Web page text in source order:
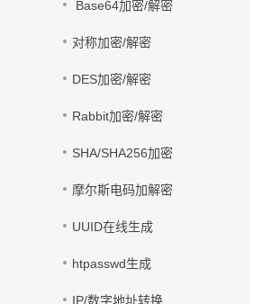
Base64加密/解密
对称加密/解密
DES加密/解密
Rabbit加密/解密
SHA/SHA256加密
摩尔斯电码加解密
UUID在线生成
htpasswd生成
IP/数字地址转换